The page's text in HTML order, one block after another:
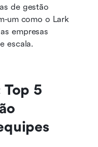
de gestão
um como o Lark
empresas
escala.
5